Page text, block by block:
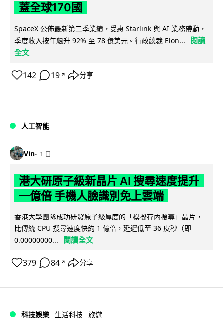
蓋全球170國
SpaceX 公佈最新第二季業績，受惠 Starlink 與 AI 業務帶動，
季度收入按年飆升 92% 至 78 億美元。行政總裁 Elon...
閱讀
全文
142 19 ↗ 分享
人工智能
Vin 1 日
港大研原子級新晶片 AI 搜尋速度提升
一億倍 手機人臉識別免上雲端
香港大學團隊成功研發原子級厚度的「模擬存內搜尋」晶片，
比傳統 CPU 搜尋速度快約 1 億倍，延遲低至 36 皮秒（即
0.00000000...
閱讀全文
379 84 ↗ 分享
科技娛樂 生活科技 旅遊